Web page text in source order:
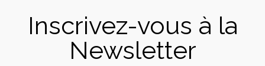
Inscrivez-vous à la
Newsletter